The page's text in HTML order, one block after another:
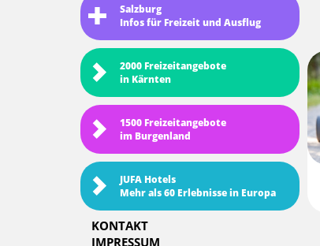
Salzburg
Infos für Freizeit und Ausflug
2000 Freizeitangebote
in Kärnten
1500 Freizeitangebote
im Burgenland
JUFA Hotels
Mehr als 60 Erlebnisse in Europa
KONTAKT
IMPRESSUM